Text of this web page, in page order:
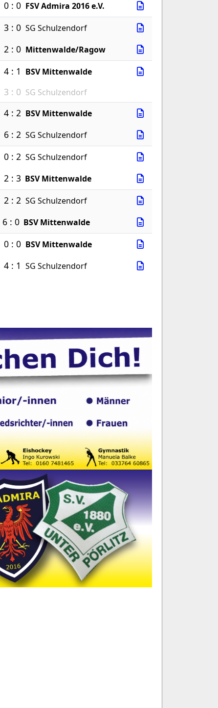
0 : 0 FSV Admira 2016 e.V.
3 : 0 SG Schulzendorf
2 : 0 Mittenwalde/Ragow
4 : 1 BSV Mittenwalde
3 : 0 SG Schulzendorf
4 : 2 BSV Mittenwalde
6 : 2 SG Schulzendorf
0 : 2 SG Schulzendorf
2 : 3 BSV Mittenwalde
2 : 2 SG Schulzendorf
6 : 0 BSV Mittenwalde
0 : 0 BSV Mittenwalde
4 : 1 SG Schulzendorf